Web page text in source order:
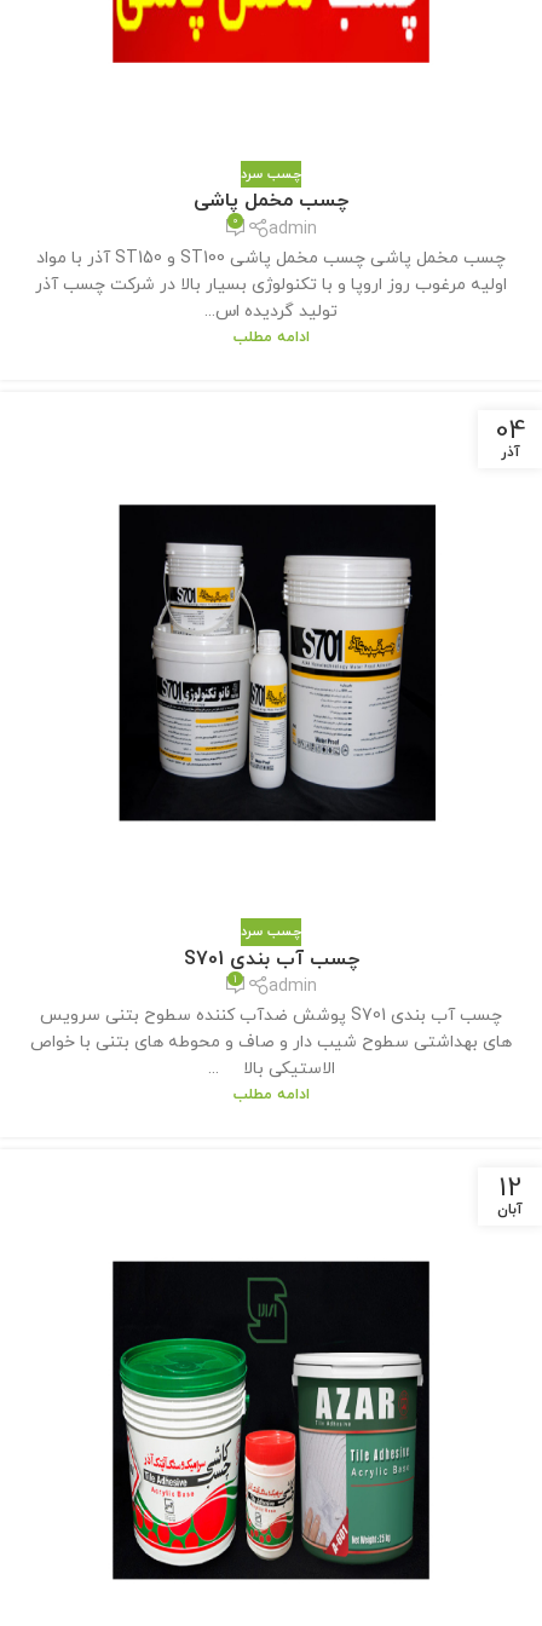
چسب سرد
چسب مخمل پاشی
admin
0
چسب مخمل پاشی چسب مخمل پاشی ST100 و ST150 آذر با مواد
اولیه مرغوب روز اروپا و با تکنولوژی بسیار بالا در شرکت چسب آذر
تولید گردیده اس...
ادامه مطلب
04
آذر
چسب سرد
چسب آب بندی S701
admin
1
چسب آب بندی S701 پوشش ضدآب کننده سطوح بتنی سرویس
های بهداشتی سطوح شیب دار و صاف و محوطه های بتنی با خواص
الاستیکی بالا ...
ادامه مطلب
12
آبان